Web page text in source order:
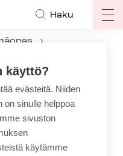
Haku
Tutkinnon päivittäminen Suomeen tuleville
käyttö?
evästeitä. Niiden
on sinulle helppoa
sivuston
käytämme